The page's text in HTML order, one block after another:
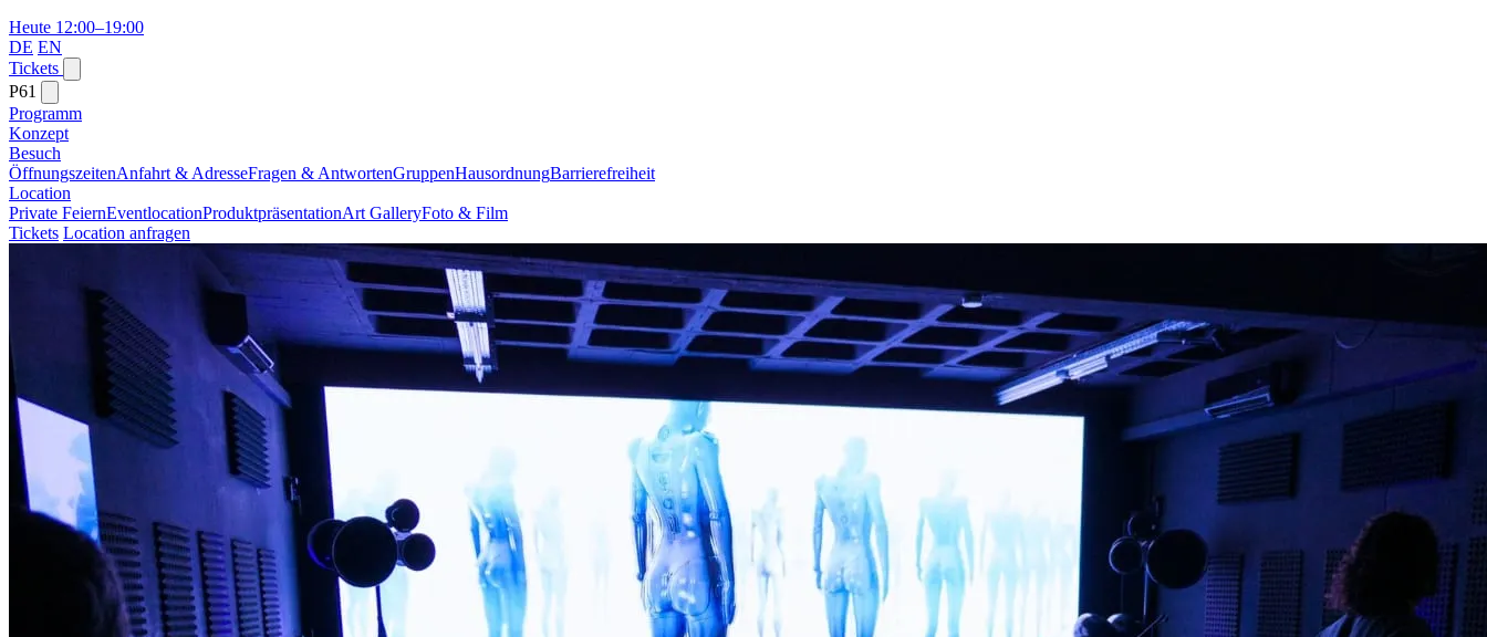
Heute 12:00–19:00
DE EN
Tickets
P61
Programm
Konzept
Besuch
ÖffnungszeitenAnfahrt & AdresseFragen & AntwortenGruppenHausordnungBarrierefreiheit
Location
Private FeiernEventlocationProduktpräsentationArt GalleryFoto & Film
Tickets Location anfragen